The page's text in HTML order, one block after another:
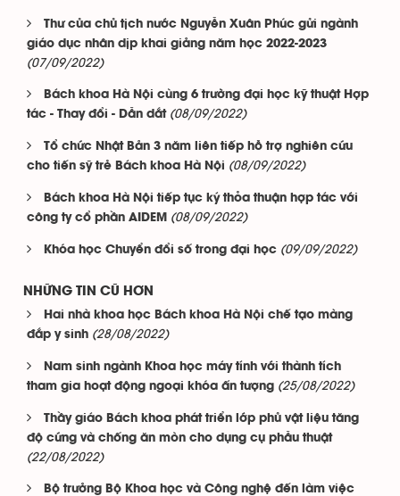
Thư của chủ tịch nước Nguyễn Xuân Phúc gửi ngành
giáo dục nhân dịp khai giảng năm học 2022-2023
(07/09/2022)
Bách khoa Hà Nội cùng 6 trường đại học kỹ thuật Hợp
tác - Thay đổi - Dẫn dắt (08/09/2022)
Tổ chức Nhật Bản 3 năm liên tiếp hỗ trợ nghiên cứu
cho tiến sỹ trẻ Bách khoa Hà Nội (08/09/2022)
Bách khoa Hà Nội tiếp tục ký thỏa thuận hợp tác với
công ty cổ phần AIDEM (08/09/2022)
Khóa học Chuyển đổi số trong đại học (09/09/2022)
NHỮNG TIN CŨ HƠN
Hai nhà khoa học Bách khoa Hà Nội chế tạo màng
đắp y sinh (28/08/2022)
Nam sinh ngành Khoa học máy tính với thành tích
tham gia hoạt động ngoại khóa ấn tượng (25/08/2022)
Thầy giáo Bách khoa phát triển lớp phủ vật liệu tăng
độ cứng và chống ăn mòn cho dụng cụ phẫu thuật
(22/08/2022)
Bộ trưởng Bộ Khoa học và Công nghệ đến làm việc